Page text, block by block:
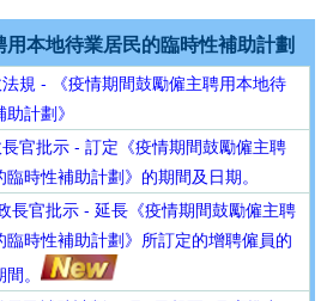
本地待業居民的臨時性補助計劃
規 - 《疫情期間鼓勵僱主聘用本地待
助計劃》
官批示 - 訂定《疫情期間鼓勵僱主聘
時性補助計劃》的期間及日期。
長官批示 - 延長《疫情期間鼓勵僱主聘
臨時性補助計劃》所訂定的增聘僱員的
。